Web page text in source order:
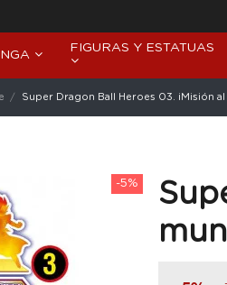
FIGURAS Y ESTATUAS
Super Dragon Ball Heroes 03. ¡Misión
-5%